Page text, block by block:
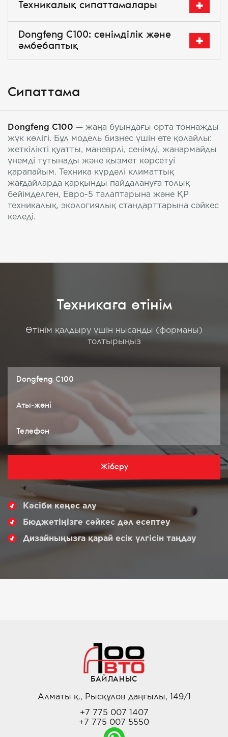
Техникалық сипаттамалары
Dongfeng C100: сенімділік және
әмбебаптық
Сипаттама
Dongfeng C100 — жаңа буындағы орта тоннажды
жүк көлігі. Бұл модель бизнес үшін өте қолайлы:
жеткілікті қуатты, маневрлі, сенімді, жанармайды
үнемді тұтынады және қызмет көрсетуі
қарапайым. Техника күрделі климаттық
жағдайларда қарқынды пайдалануға толық
бейімделген, Евро-5 талаптарына және ҚР
техникалық, экологиялық стандарттарына сәйкес
келеді.
Техникаға өтінім
Өтінім қалдыру үшін нысанды (форманы)
толтырыңыз
Жіберу
Кәсіби кеңес алу
Бюджетіңізге сәйкес дәл есептеу
Дизайныңызға қарай есік үлгісін таңдау
БАЙЛАНЫС
Алматы қ., Рысқұлов даңғылы, 149/1
+7 775 007 1407
+7 775 007 5550